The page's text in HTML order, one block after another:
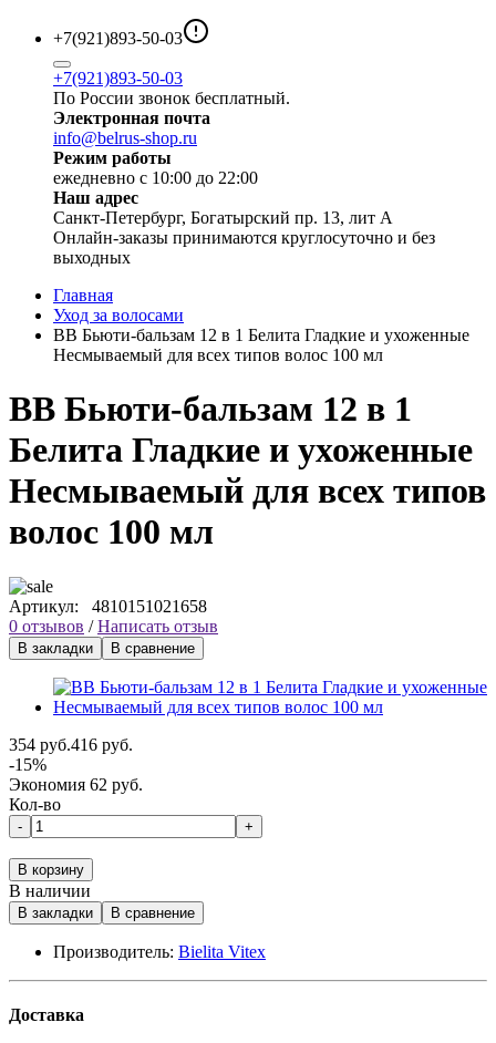
+7(921)893-50-03
+7(921)893-50-03
По России звонок бесплатный.
Электронная почта
info@belrus-shop.ru
Режим работы
ежедневно с 10:00 до 22:00
Наш адрес
Санкт-Петербург, Богатырский пр. 13, лит А
Онлайн-заказы принимаются круглосуточно и без
выходных
Главная
Уход за волосами
ВВ Бьюти-бальзам 12 в 1 Белита Гладкие и ухоженные
Несмываемый для всех типов волос 100 мл
ВВ Бьюти-бальзам 12 в 1
Белита Гладкие и ухоженные
Несмываемый для всех типов
волос 100 мл
Артикул: 4810151021658
0 отзывов /Написать отзыв
В закладки В сравнение
354 руб.416 руб.
-15%
Экономия 62 руб.
Кол-во
- +
В корзину
В наличии
В закладки В сравнение
Производитель: Bielita Vitex
Доставка